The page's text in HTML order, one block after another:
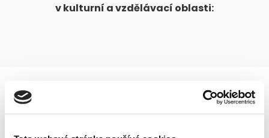
v kulturní a vzdělávací oblasti:
Klub DM